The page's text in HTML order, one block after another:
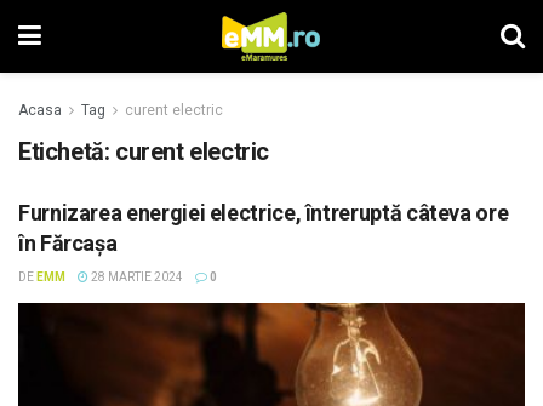
Acasa Tag curent electric
Etichetă: curent electric
Furnizarea energiei electrice, întreruptă câteva ore
în Fărcașa
DE EMM 28 MARTIE 2024 0